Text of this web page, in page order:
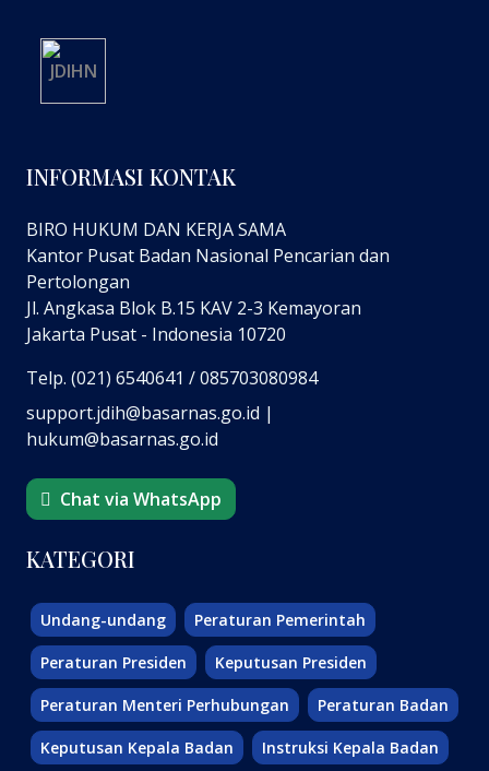
INFORMASI KONTAK
BIRO HUKUM DAN KERJA SAMA
Kantor Pusat Badan Nasional Pencarian dan
Pertolongan
Jl. Angkasa Blok B.15 KAV 2-3 Kemayoran
Jakarta Pusat - Indonesia 10720
Telp. (021) 6540641 / 085703080984
support.jdih@basarnas.go.id |
hukum@basarnas.go.id
Chat via WhatsApp
KATEGORI
Undang-undang Peraturan Pemerintah
Peraturan Presiden Keputusan Presiden
Peraturan Menteri Perhubungan Peraturan Badan
Keputusan Kepala Badan Instruksi Kepala Badan